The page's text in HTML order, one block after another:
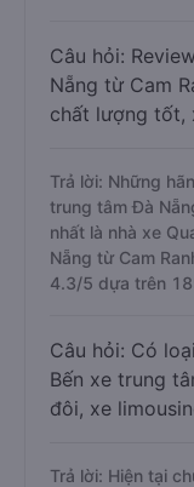
Câu hỏi:
Nẵng từ Cam
chất lượng tốt,
Trả lời: Những
trung tâm Đà
nhất là nhà xe
Nẵng từ Cam
4.3/5 dựa trên
Câu hỏi: Có
Bến xe trung
đôi, xe
Trả lời: Hiện tại